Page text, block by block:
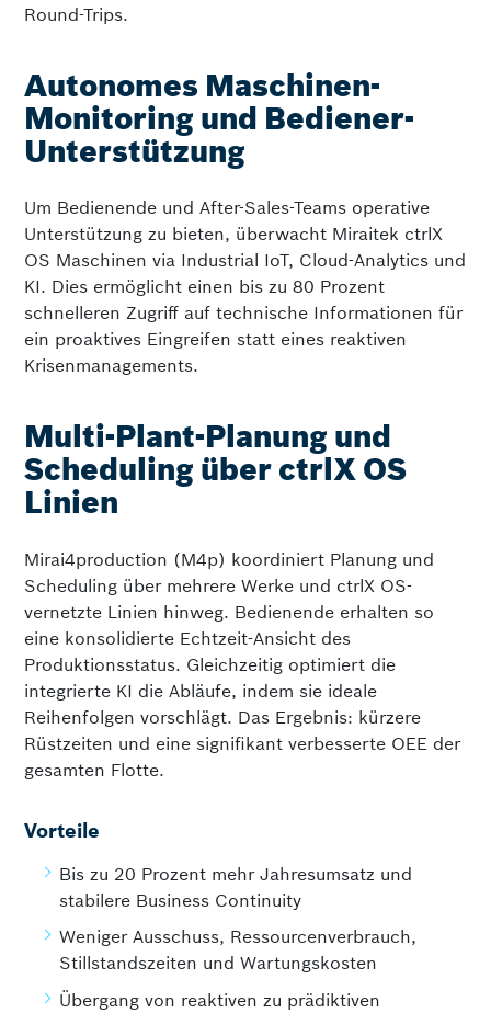
Round-Trips.
Autonomes Maschinen-
Monitoring und Bediener-
Unterstützung
Um Bedienende und After-Sales-Teams operative
Unterstützung zu bieten, überwacht Miraitek ctrlX
OS Maschinen via Industrial IoT, Cloud-Analytics und
KI. Dies ermöglicht einen bis zu 80 Prozent
schnelleren Zugriff auf technische Informationen für
ein proaktives Eingreifen statt eines reaktiven
Krisenmanagements.
Multi-Plant-Planung und
Scheduling über ctrlX OS
Linien
Mirai4production (M4p) koordiniert Planung und
Scheduling über mehrere Werke und ctrlX OS-
vernetzte Linien hinweg. Bedienende erhalten so
eine konsolidierte Echtzeit-Ansicht des
Produktionsstatus. Gleichzeitig optimiert die
integrierte KI die Abläufe, indem sie ideale
Reihenfolgen vorschlägt. Das Ergebnis: kürzere
Rüstzeiten und eine signifikant verbesserte OEE der
gesamten Flotte.
Vorteile
Bis zu 20 Prozent mehr Jahresumsatz und
stabilere Business Continuity
Weniger Ausschuss, Ressourcenverbrauch,
Stillstandszeiten und Wartungskosten
Übergang von reaktiven zu prädiktiven